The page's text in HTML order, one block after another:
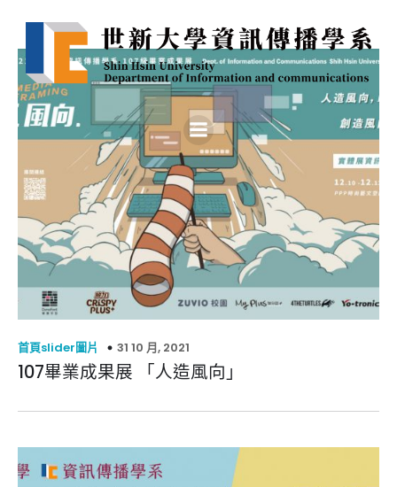
首頁slider圖片 31 10 月, 2021
107畢業成果展 「人造風向」